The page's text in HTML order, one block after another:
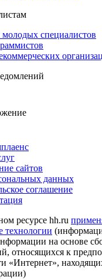
молодых специалистов
сайтов
данных
соглашение
ресурсе hh.ru
технологии
на основе
относящихся к
«Интернет»,